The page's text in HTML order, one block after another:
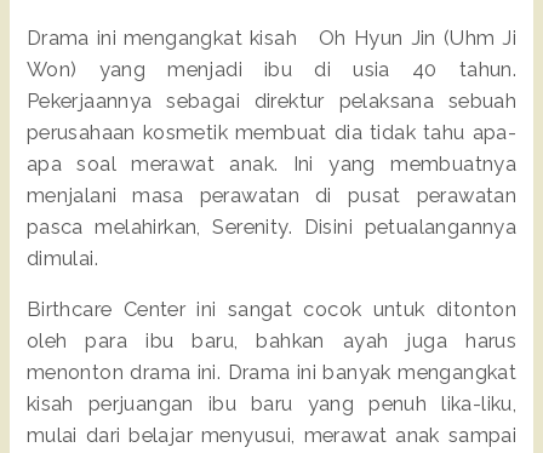
Drama ini mengangkat kisah Oh Hyun Jin (Uhm Ji
Won) yang menjadi ibu di usia 40 tahun.
Pekerjaannya sebagai direktur pelaksana sebuah
perusahaan kosmetik membuat dia tidak tahu apa-
apa soal merawat anak. Ini yang membuatnya
menjalani masa perawatan di pusat perawatan
pasca melahirkan, Serenity. Disini petualangannya
dimulai.
Birthcare Center ini sangat cocok untuk ditonton
oleh para ibu baru, bahkan ayah juga harus
menonton drama ini. Drama ini banyak mengangkat
kisah perjuangan ibu baru yang penuh lika-liku,
mulai dari belajar menyusui, merawat anak sampai